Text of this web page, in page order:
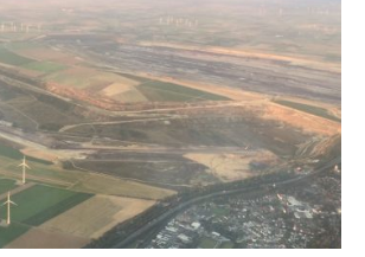
und
Reiseempfehlungen.